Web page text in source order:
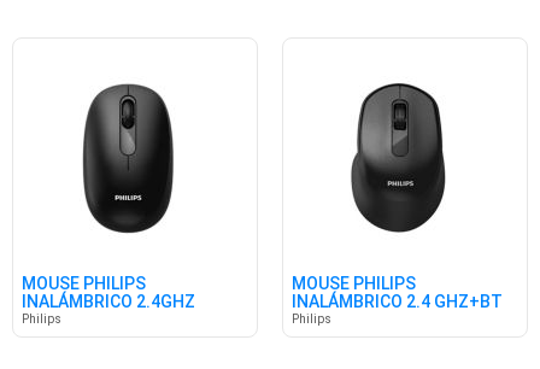
MOUSE PHILIPS
INALÁMBRICO 2.4GHZ
SPK7388B/85
Philips
MOUSE PHILIPS
INALÁMBRICO 2.4 GHZ+BT
SPK7448B/85
Philips